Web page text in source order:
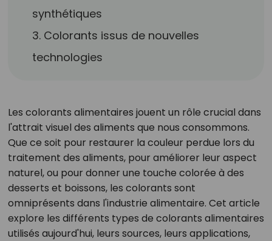
synthétiques
3. Colorants issus de nouvelles
technologies
Les colorants alimentaires jouent un rôle crucial dans
l'attrait visuel des aliments que nous consommons.
Que ce soit pour restaurer la couleur perdue lors du
traitement des aliments, pour améliorer leur aspect
naturel, ou pour donner une touche colorée à des
desserts et boissons, les colorants sont
omniprésents dans l'industrie alimentaire. Cet article
explore les différents types de colorants alimentaires
utilisés aujourd'hui, leurs sources, leurs applications,